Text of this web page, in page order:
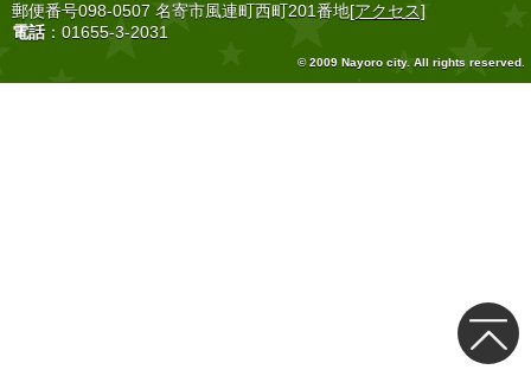
郵便番号098-0507 名寄市風連町西町201番地[アクセス]
電話：01655-3-2031
© 2009 Nayoro city. All rights reserved.